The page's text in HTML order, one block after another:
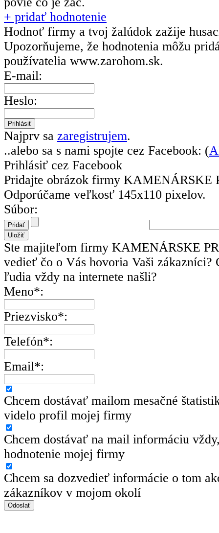
+ pridať hodnotenie
Hodnoť firmy a tvoj žalúdok zažije
Upozorňujeme, že hodnotenia môžu
používatelia www.zarohom.sk.
E-mail:
Heslo:
Najprv sa zaregistrujem.
..alebo sa s nami spojte cez Facebook: (
Prihlásiť cez Facebook
Pridajte obrázok firmy KAMENÁRSKE
Odporúčame veľkosť 145x110 pixelov.
Súbor:
Ste majiteľom firmy KAMENÁRSKE
vedieť čo o Vás hovoria Vaši zákazníci?
ľudia vždy na internete našli?
Meno*:
Priezvisko*:
Telefón*:
Email*:
Chcem dostávať mailom mesačné
videlo profil mojej firmy
Chcem dostávať na mail informáciu
hodnotenie mojej firmy
Chcem sa dozvedieť informácie o tom
zákazníkov v mojom okolí